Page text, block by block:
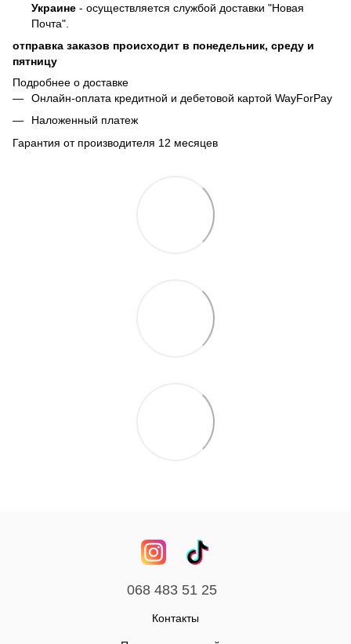
Украине - осуществляется службой доставки "Новая
Почта".
отправка заказов происходит в понедельник, среду и
пятницу
Подробнее о доставке
Онлайн-оплата кредитной и дебетовой картой WayForPay
Наложенный платеж
Гарантия от производителя 12 месяцев
068 483 51 25
Контакты